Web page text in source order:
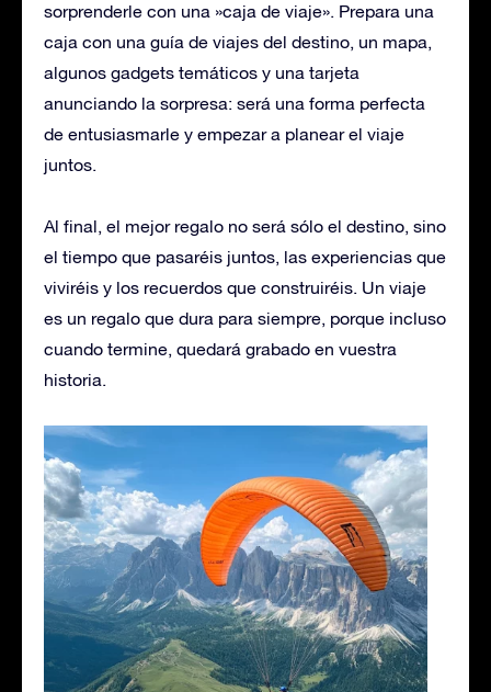
sorprenderle con una »caja de viaje». Prepara una
caja con una guía de viajes del destino, un mapa,
algunos gadgets temáticos y una tarjeta
anunciando la sorpresa: será una forma perfecta
de entusiasmarle y empezar a planear el viaje
juntos.
Al final, el mejor regalo no será sólo el destino, sino
el tiempo que pasaréis juntos, las experiencias que
viviréis y los recuerdos que construiréis. Un viaje
es un regalo que dura para siempre, porque incluso
cuando termine, quedará grabado en vuestra
historia.